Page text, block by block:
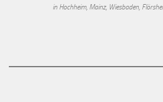
in Hochheim, Mainz, Wiesbaden,